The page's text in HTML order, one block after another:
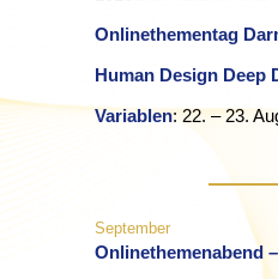
Onlinethementag
Human Design Deep
Variablen: 22. – 23.
September
Onlinethemenabend